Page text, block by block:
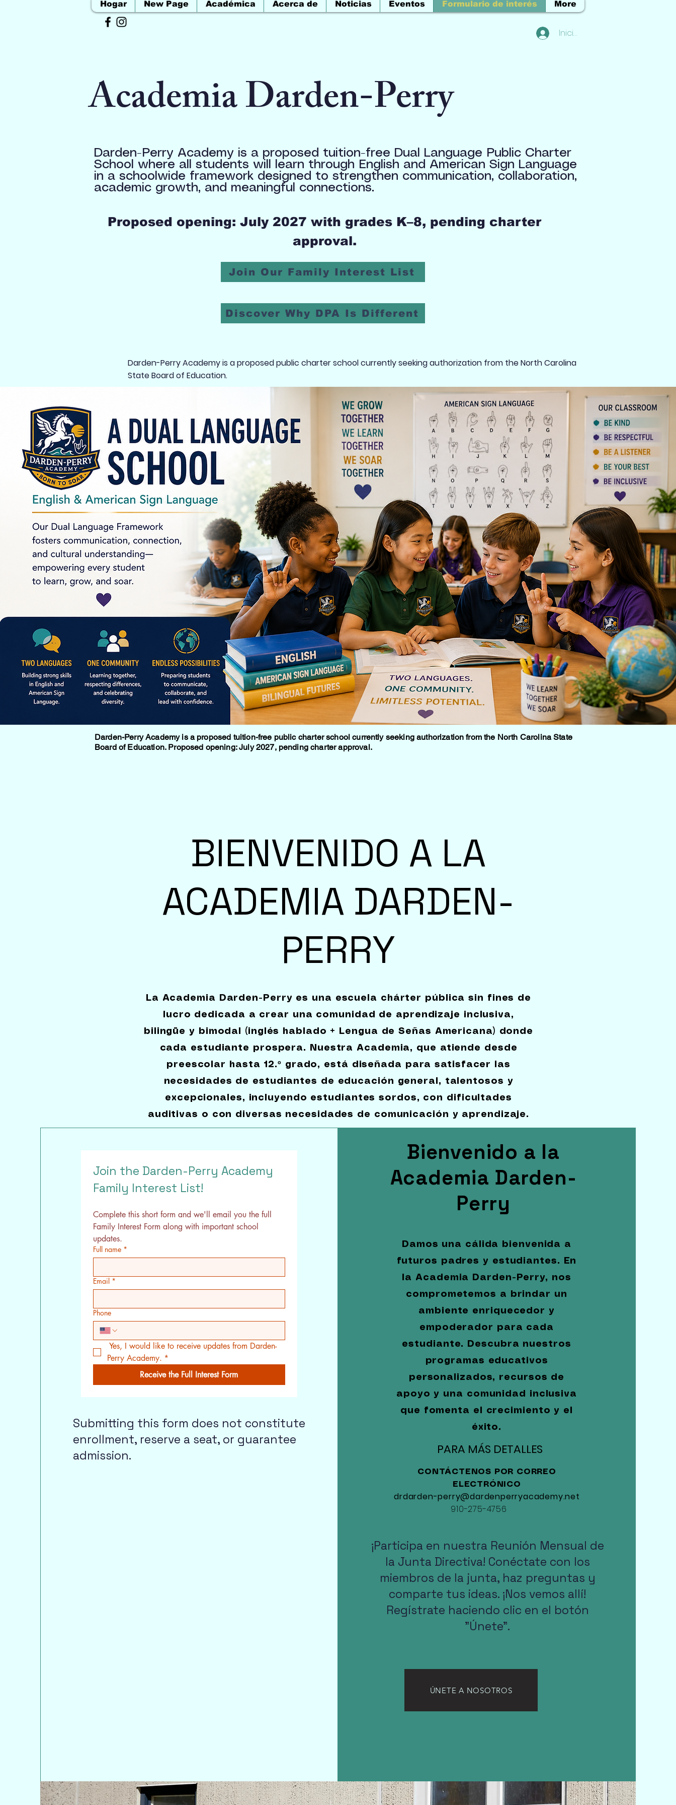
Hogar New Page Académica Acerca de Noticias Eventos Formulario de interés More
Iniciar sesión
Academia Darden-Perry
Darden-Perry Academy is a proposed tuition-free Dual Language Public Charter
School where all students will learn through English and American Sign Language
in a schoolwide framework designed to strengthen communication, collaboration,
academic growth, and meaningful connections.
Proposed opening: July 2027 with grades K–8, pending charter
approval.
Join Our Family Interest List
Discover Why DPA Is Different
Darden-Perry Academy is a proposed public charter school currently seeking authorization from the North Carolina
State Board of Education.
Darden-Perry Academy is a proposed tuition-free public charter school currently seeking authorization from the North Carolina State
Board of Education. Proposed opening: July 2027, pending charter approval.
BIENVENIDO A LA
ACADEMIA DARDEN-
PERRY
La Academia Darden-Perry es una escuela chárter pública sin fines de
lucro dedicada a crear una comunidad de aprendizaje inclusiva,
bilingüe y bimodal (inglés hablado + Lengua de Señas Americana) donde
cada estudiante prospera. Nuestra Academia, que atiende desde
preescolar hasta 12.º grado, está diseñada para satisfacer las
necesidades de estudiantes de educación general, talentosos y
excepcionales, incluyendo estudiantes sordos, con dificultades
auditivas o con diversas necesidades de comunicación y aprendizaje.
Join the Darden-Perry Academy
Family Interest List!
Complete this short form and we'll email you the full
Family Interest Form along with important school
updates.
Full name *
Email *
Phone
Yes, I would like to receive updates from Darden-
Perry Academy. *
Receive the Full Interest Form
Submitting this form does not constitute
enrollment, reserve a seat, or guarantee
admission.
Bienvenido a la
Academia Darden-
Perry
Damos una cálida bienvenida a
futuros padres y estudiantes. En
la Academia Darden-Perry, nos
comprometemos a brindar un
ambiente enriquecedor y
empoderador para cada
estudiante. Descubra nuestros
programas educativos
personalizados, recursos de
apoyo y una comunidad inclusiva
que fomenta el crecimiento y el
éxito.
PARA MÁS DETALLES
CONTÁCTENOS POR CORREO
ELECTRÓNICO
drdarden-perry@dardenperryacademy.net
910-275-4756
¡Participa en nuestra Reunión Mensual de
la Junta Directiva! Conéctate con los
miembros de la junta, haz preguntas y
comparte tus ideas. ¡Nos vemos allí!
Regístrate haciendo clic en el botón
"Únete".
ÚNETE A NOSOTROS